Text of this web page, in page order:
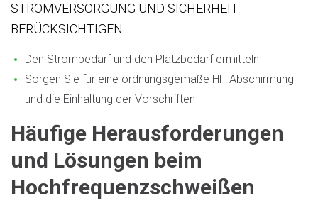
STROMVERSORGUNG UND SICHERHEIT
BERÜCKSICHTIGEN
Den Strombedarf und den Platzbedarf ermitteln
Sorgen Sie für eine ordnungsgemäße HF-Abschirmung
und die Einhaltung der Vorschriften
Häufige Herausforderungen
und Lösungen beim
Hochfrequenzschweißen